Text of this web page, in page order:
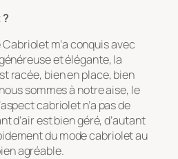
m’a conquis avec
et élégante, la
racée, bien en place, bien
sommes à notre aise, le
cabriolet n’a pas de
d’air est bien géré, d’autant
du mode cabriolet au
agréable.